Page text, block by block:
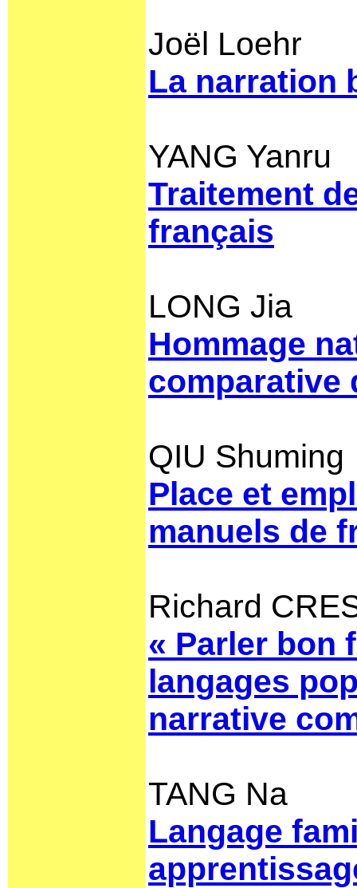
Joël Loehr
La narration
YANG Yanru
Traitement
français
LONG Jia
Hommage
comparative
QIU Shuming
Place et
manuels de
Richard
« Parler bon
langages
narrative
TANG Na
Langage